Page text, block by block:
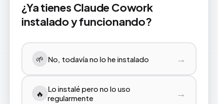
¿Ya tienes Claude Cowork
instalado y funcionando?
🌱 No, todavía no lo he instalado →
🔥
Lo instalé pero no lo uso
regularmente
→